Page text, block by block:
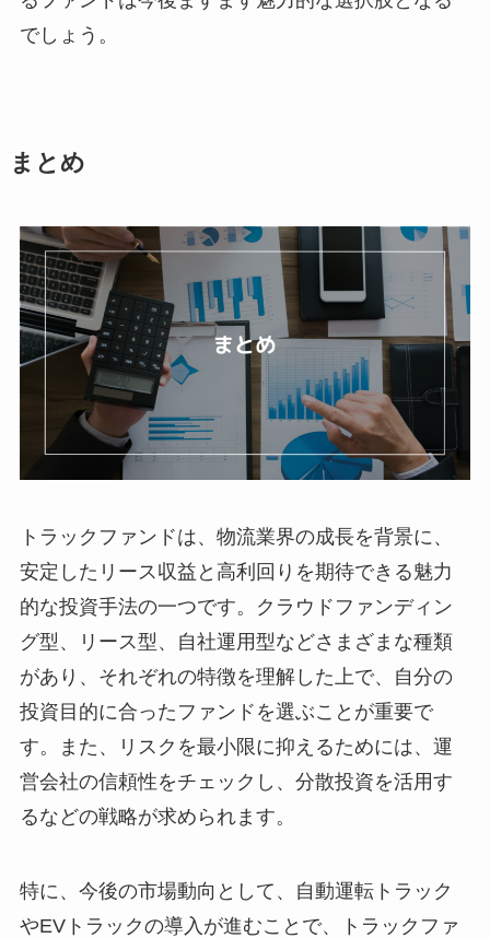
でしょう。
まとめ
トラックファンドは、物流業界の成長を背景に、
安定したリース収益と高利回りを期待できる魅力
的な投資手法の一つです。クラウドファンディン
グ型、リース型、自社運用型などさまざまな種類
があり、それぞれの特徴を理解した上で、自分の
投資目的に合ったファンドを選ぶことが重要で
す。また、リスクを最小限に抑えるためには、運
営会社の信頼性をチェックし、分散投資を活用す
るなどの戦略が求められます。
特に、今後の市場動向として、自動運転トラック
やEVトラックの導入が進むことで、トラックファ